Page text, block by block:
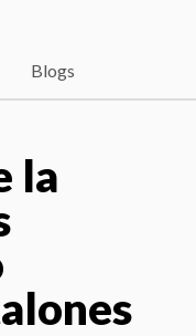
Blogs
la